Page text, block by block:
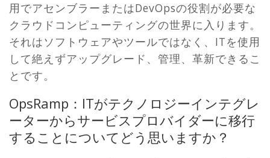
用でアセンブラーまたはDevOpsの役割が必要な
クラウドコンピューティングの世界に入ります。
それはソフトウェアやツールではなく、ITを使用
して絶えずアップグレード、管理、革新できるこ
とです。
OpsRamp：ITがテクノロジーインテグレ
ーターからサービスプロバイダーに移行
することについてどう思いますか？